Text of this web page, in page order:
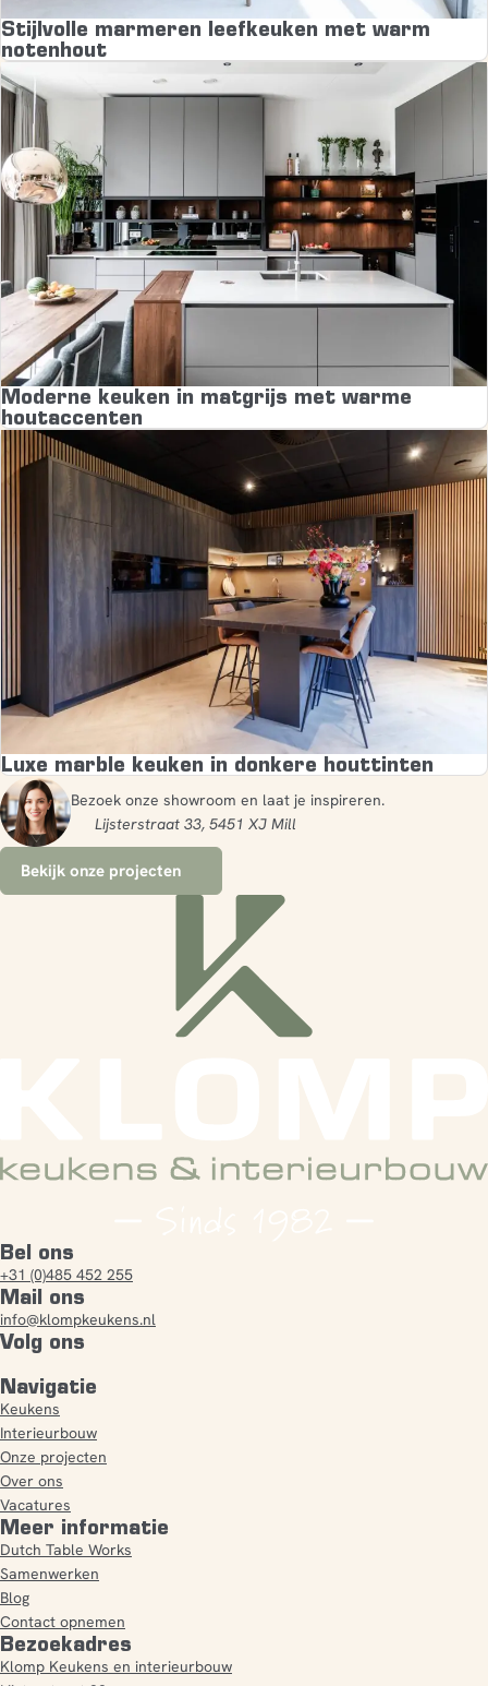
Stijlvolle marmeren leefkeuken met warm
notenhout
Moderne keuken in matgrijs met warme
houtaccenten
Luxe marble keuken in donkere houttinten
Bezoek onze showroom en laat je inspireren.
Lijsterstraat 33, 5451 XJ Mill
Bekijk onze projecten
Bel ons
+31 (0)485 452 255
Mail ons
info@klompkeukens.nl
Volg ons
Navigatie
Keukens
Interieurbouw
Onze projecten
Over ons
Vacatures
Meer informatie
Dutch Table Works
Samenwerken
Blog
Contact opnemen
Bezoekadres
Klomp Keukens en interieurbouw